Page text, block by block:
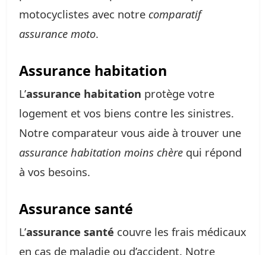
motocyclistes avec notre comparatif
assurance moto.
Assurance habitation
L’assurance habitation protège votre
logement et vos biens contre les sinistres.
Notre comparateur vous aide à trouver une
assurance habitation moins chère qui répond
à vos besoins.
Assurance santé
L’assurance santé couvre les frais médicaux
en cas de maladie ou d’accident. Notre